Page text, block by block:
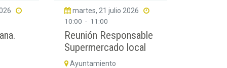
martes, 21 julio 2026
10:00 - 11:00
Reunión Responsable
Supermercado local
Ayuntamiento